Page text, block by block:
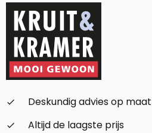
check_small
Deskundig advies op maat
check_small
Altijd de laagste prijs